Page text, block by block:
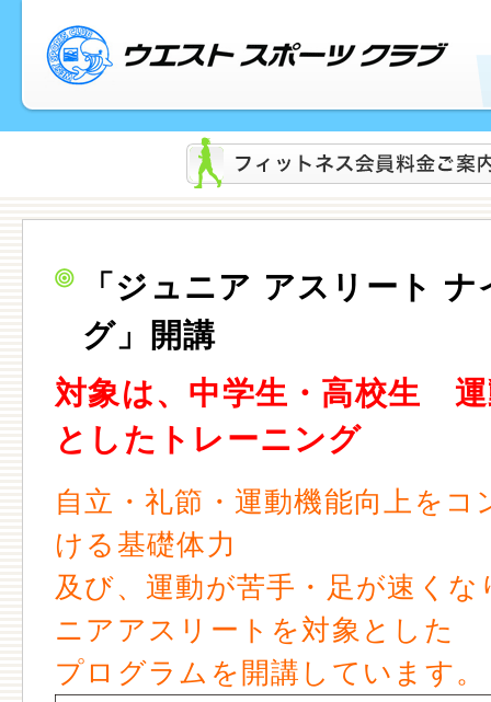
「ジュニア アスリート
グ」開講
対象は、中学生・高校生
としたトレーニング
自立・礼節・運動機能向上を
ける基礎体力
及び、運動が苦手・足が速く
ニアアスリートを対象とした
プログラムを開講しています。